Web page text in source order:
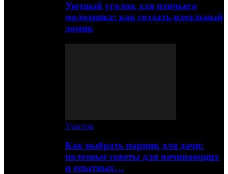
Уютный уголок для птичьего
молодняка: как создать идеальный
домик
Участок
Как выбрать парник для дачи:
полезные советы для начинающих
и опытных…